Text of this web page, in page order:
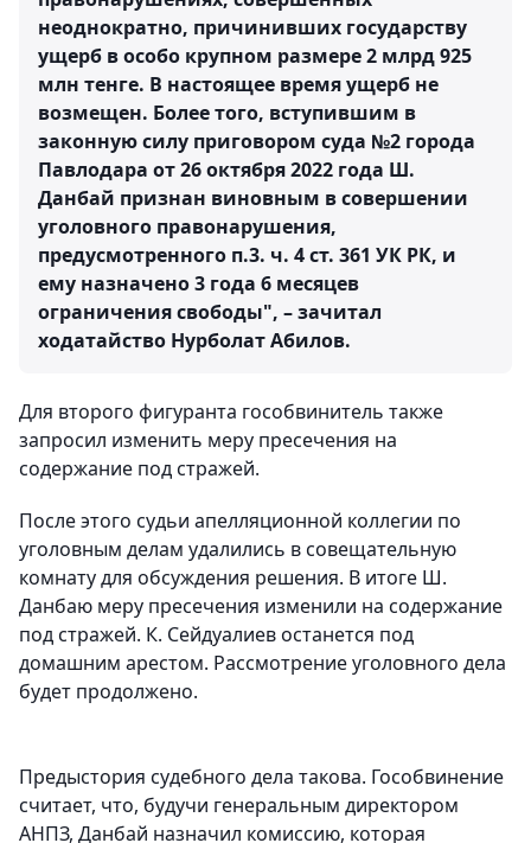
неоднократно, причинивших государству
ущерб в особо крупном размере 2 млрд 925
млн тенге. В настоящее время ущерб не
возмещен. Более того, вступившим в
законную силу приговором суда №2 города
Павлодара от 26 октября 2022 года Ш.
Данбай признан виновным в совершении
уголовного правонарушения,
предусмотренного п.3. ч. 4 ст. 361 УК РК, и
ему назначено 3 года 6 месяцев
ограничения свободы", – зачитал
ходатайство Нурболат Абилов.
Для второго фигуранта гособвинитель также
запросил изменить меру пресечения на
содержание под стражей.
После этого судьи апелляционной коллегии по
уголовным делам удалились в совещательную
комнату для обсуждения решения. В итоге Ш.
Данбаю меру пресечения изменили на содержание
под стражей. К. Сейдуалиев останется под
домашним арестом. Рассмотрение уголовного дела
будет продолжено.
Предыстория судебного дела такова. Гособвинение
считает, что, будучи генеральным директором
АНПЗ, Данбай назначил комиссию, которая